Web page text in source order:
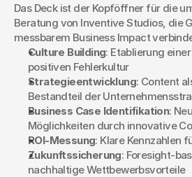
Das Deck ist der Kopföffner für die
Beratung von Inventive Studios, die
messbarem Business Impact
Culture Building: Etablierung
positiven Fehlerkultur
Strategieentwicklung: Content
Bestandteil der
Business Case Identifikation:
Möglichkeiten durch innovative
ROI-Messung: Klare Kennzahlen
Zukunftssicherung: Foresight-
nachhaltige Wettbewerbsvorteile